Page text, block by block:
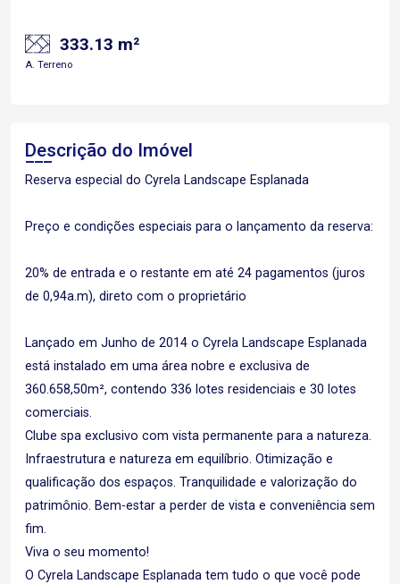
333.13 m²
A. Terreno
Descrição do Imóvel
Reserva especial do Cyrela Landscape Esplanada
Preço e condições especiais para o lançamento da reserva:
20% de entrada e o restante em até 24 pagamentos (juros
de 0,94a.m), direto com o proprietário
Lançado em Junho de 2014 o Cyrela Landscape Esplanada
está instalado em uma área nobre e exclusiva de
360.658,50m², contendo 336 lotes residenciais e 30 lotes
comerciais.
Clube spa exclusivo com vista permanente para a natureza.
Infraestrutura e natureza em equilíbrio. Otimização e
qualificação dos espaços. Tranquilidade e valorização do
patrimônio. Bem-estar a perder de vista e conveniência sem
fim.
Viva o seu momento!
O Cyrela Landscape Esplanada tem tudo o que você pode